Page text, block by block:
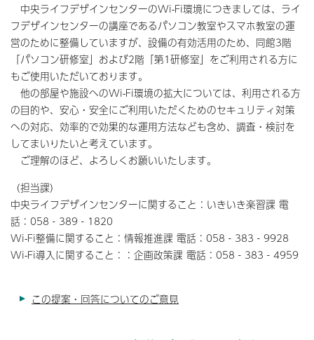
中央ライフデザインセンターのWi-Fi環境につきましては、ライ
フデザインセンターの講座であるパソコン教室やスマホ教室の運
営のために整備していますが、設備の有効活用のため、同館3階
「パソコン研修室」および2階「第1研修室」をご利用される方に
もご使用いただいております。
他の部屋や施設へのWi-Fi環境の拡大については、利用される方
の目的や、安心・安全にご利用いただくためのセキュリティ対策
への対応、効率的で効果的な運用方法なども含め、調査・検討を
してまいりたいと考えています。
ご理解のほど、よろしくお願いいたします。
（担当課）
中央ライフデザインセンターに関すること：いきいき楽習課 電
話：058‐389‐1820
Wi-Fi整備に関すること：情報推進課 電話：058‐383‐9928
Wi-Fi導入に関すること：：企画政策課 電話：058‐383‐4959
この提案・回答についてのご意見